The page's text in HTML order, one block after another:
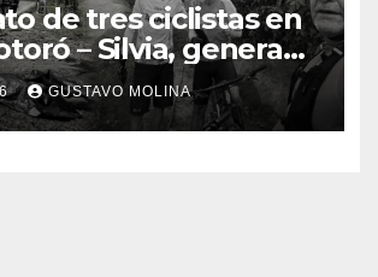
de tres ciclistas en
– Silvia, genera
en el Cauca
GUSTAVO MOLINA